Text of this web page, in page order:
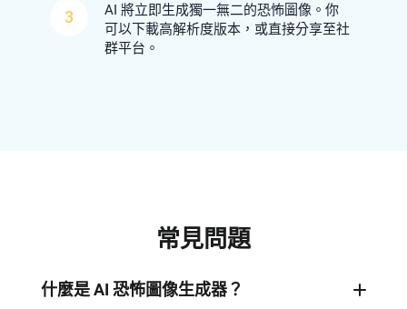
3
AI 將立即生成獨一無二的恐怖圖像。你
可以下載高解析度版本，或直接分享至社
群平台。
常見問題
什麼是 AI 恐怖圖像生成器？